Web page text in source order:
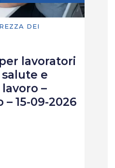
DEI
lavoratori
e
–
– 15-09-2026